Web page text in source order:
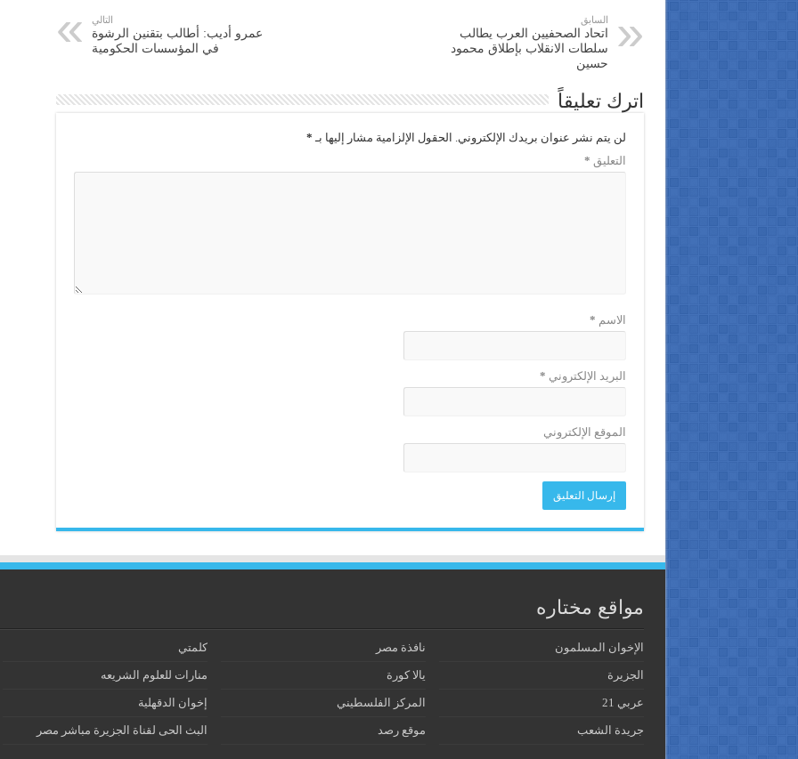
السابق
اتحاد الصحفيين العرب يطالب
سلطات الانقلاب بإطلاق محمود
حسين
التالي
عمرو أديب: أطالب بتقنين الرشوة
في المؤسسات الحكومية
اترك تعليقاً
لن يتم نشر عنوان بريدك الإلكتروني. الحقول الإلزامية مشار إليها بـ *
التعليق *
الاسم *
البريد الإلكتروني *
الموقع الإلكتروني
مواقع مختاره
الإخوان المسلمون نافذة مصر كلمتي
الجزيرة يالا كورة منارات للعلوم الشريعه
عربي 21 المركز الفلسطيني إخوان الدقهلية
جريدة الشعب موقع رصد البث الحى لقناة الجزيرة مباشر مصر